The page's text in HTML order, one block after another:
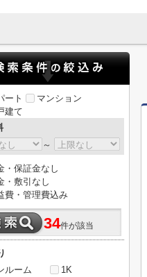
ート
マンション
建て
～
・保証金なし
・敷引なし
費・管理費込み
34件が該当
ルーム
1K